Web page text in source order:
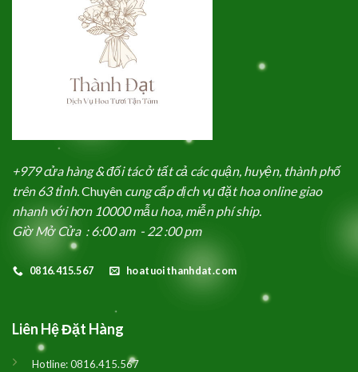
+979 cửa hàng & đối tác ở tất cả các quận, huyện, thành phố
trên 63 tỉnh.Chuyên cung cấp dịch vụ đặt hoa online giao
nhanh với hơn 10000 mẫu hoa, miễn phí ship.
Giờ Mở Cửa : 6:00 am - 22 :00 pm
0816.415.567 hoatuoithanhdat.com
Liên Hệ Đặt Hàng
Hotline:0816.415.567